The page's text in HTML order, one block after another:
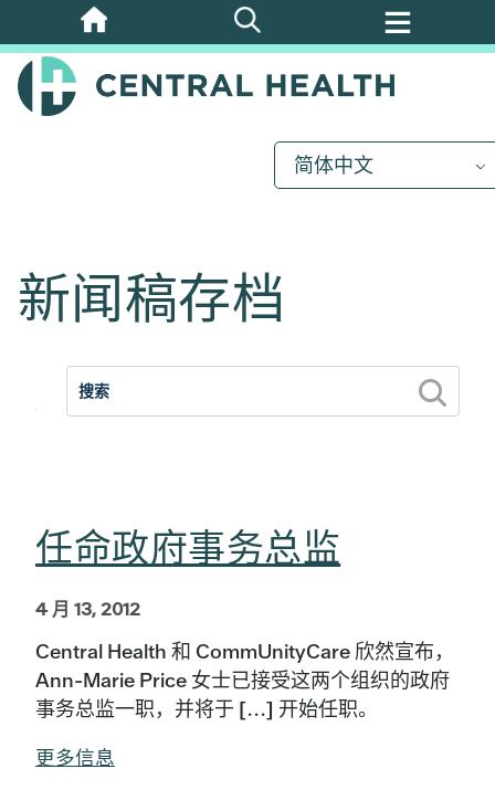
跳
至
主
简体中文
新闻稿存档
2026 2023
2012
2011
任命政府事务总监
4 月 13, 2012
Central Health 和 CommUnityCare 欣然宣布，
Ann-Marie Price 女士已接受这两个组织的政府
事务总监一职，并将于 [...] 开始任职。
更多信息